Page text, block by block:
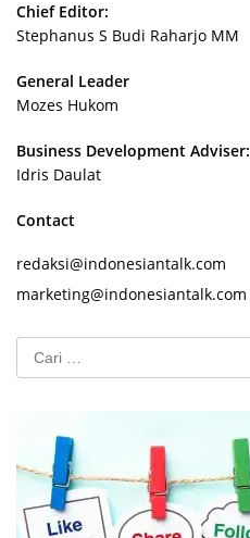
Chief Editor:
Stephanus S Budi Raharjo MM
General Leader
Mozes Hukom
Business Development Adviser:
Idris Daulat
Contact
redaksi@indonesiantalk.com
marketing@indonesiantalk.com
Cari
untuk: